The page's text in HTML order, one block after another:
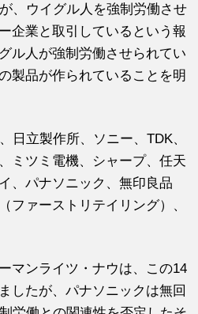
、ウイグル人を強制労働させ
企業と取引しているという報
ル人が強制労働させられてい
製品が作られていることを明
日立製作所、ソニー、TDK、
ミツミ電機、シャープ、任天
、パナソニック、無印良品
ファーストリテイリング）、
マンライツ・ナウは、この14
したが、パナソニックは無回